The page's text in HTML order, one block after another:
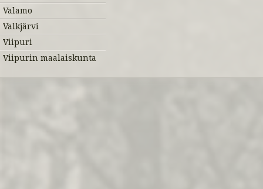
Valamo
Valkjärvi
Viipuri
Viipurin maalaiskunta